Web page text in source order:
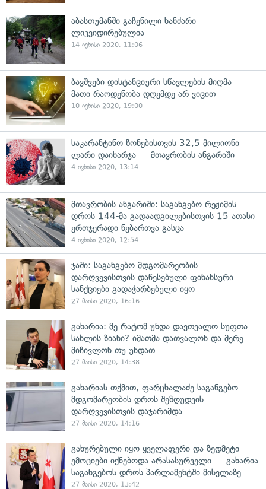
აბასთუმანში გაჩენილი ხანძარი
ლიკვიდირებულია
14 ივნისი 2020, 11:06
ბავშვები დისტანციური სწავლების მიღმა —
მათი რაოდენობა დღემდე არ ვიცით
10 ივნისი 2020, 19:00
საკარანტინო ზონებისთვის 32,5 მილიონი
ლარი დაიხარჯა — მთავრობის ანგარიში
4 ივნისი 2020, 13:14
მთავრობის ანგარიში: საგანგებო რეჟიმის
დროს 144-მა გადაადგილებისთვის 15 ათასი
ერთჯერადი ნებართვა გასცა
4 ივნისი 2020, 12:54
ჯაში: საგანგებო მდგომარეობის
დარღვევისთვის დაწესებული ფინანსური
სანქციები გადაჭარბებული იყო
27 მაისი 2020, 16:16
გახარია: მე რატომ უნდა დავთვალო სუფთა
სახლის ზიანი? იმათმა დათვალონ და მერე
მიჩივლონ თუ უნდათ
27 მაისი 2020, 14:38
გახარიას თქმით, ფარცხალაძე საგანგებო
მდგომარეობის დროს შეზღუდვის
დარღვევისთვის დაჯარიმდა
27 მაისი 2020, 14:16
გახურებული იყო ყველაფერი და ზედმეტი
ემოციები იქნებოდა არასასურველი — გახარია
საგანგებოს დროს პარლამენტში მისვლაზე
27 მაისი 2020, 13:42